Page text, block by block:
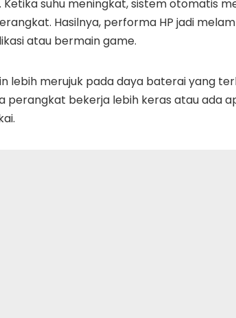
Ketika suhu meningkat, sistem otomatis
Hasilnya, performa HP jadi
atau bermain game.
lebih merujuk pada daya baterai yang
perangkat bekerja lebih keras atau ada